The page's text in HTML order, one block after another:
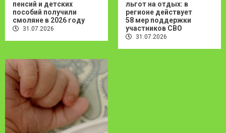
пенсий и детских
пособий получили
смоляне в 2026 году
31.07.2026
льгот на отдых: в
регионе действует
58 мер поддержки
участников СВО
31.07.2026